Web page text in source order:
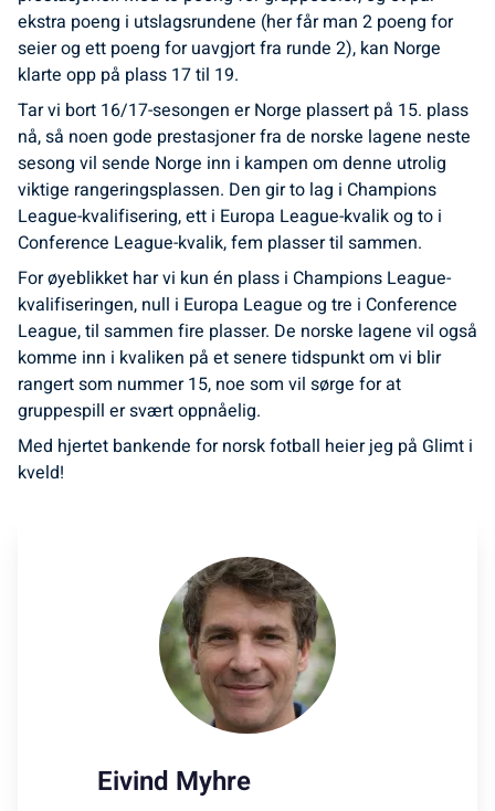
ekstra poeng i utslagsrundene (her får man 2 poeng for
seier og ett poeng for uavgjort fra runde 2), kan Norge
klarte opp på plass 17 til 19.
Tar vi bort 16/17-sesongen er Norge plassert på 15. plass
nå, så noen gode prestasjoner fra de norske lagene neste
sesong vil sende Norge inn i kampen om denne utrolig
viktige rangeringsplassen. Den gir to lag i Champions
League-kvalifisering, ett i Europa League-kvalik og to i
Conference League-kvalik, fem plasser til sammen.
For øyeblikket har vi kun én plass i Champions League-
kvalifiseringen, null i Europa League og tre i Conference
League, til sammen fire plasser. De norske lagene vil også
komme inn i kvaliken på et senere tidspunkt om vi blir
rangert som nummer 15, noe som vil sørge for at
gruppespill er svært oppnåelig.
Med hjertet bankende for norsk fotball heier jeg på Glimt i
kveld!
Eivind Myhre